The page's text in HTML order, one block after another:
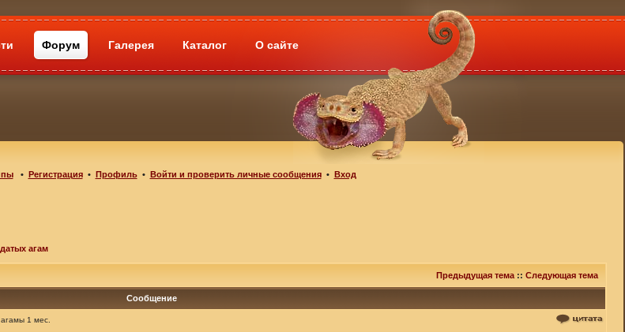
Форум Галерея Каталог О сайте
• Регистрация• Профиль• Войти и проверить личные сообщения• Вход
агам
Предыдущая тема :: Следующая тема
Сообщение
1 мес.